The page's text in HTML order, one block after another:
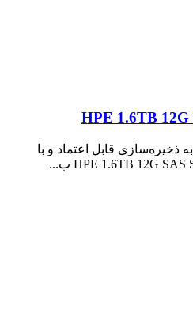
HPE 1.6TB 12G
ذخیره‌سازی قابل اعتماد و با